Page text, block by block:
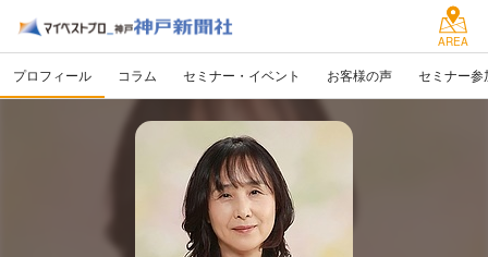
AREA
プロフィール コラム セミナー・イベント お客様の声 セミナー参